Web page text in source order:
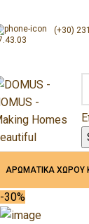
(+30)
ΑΡΩΜΑΤΙΚΑ ΧΩΡΟΥ
-30%